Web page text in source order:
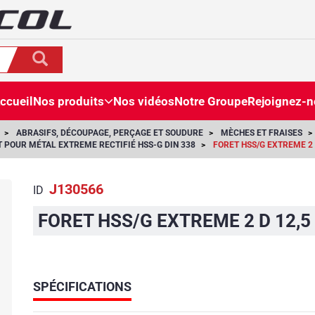
Nos produits Nos vidéosNotre GroupeRejoignez-
ABRASIFS, DÉCOUPAGE, PERÇAGE ET SOUDURE
MÈCHES ET FRAISES
POUR MÉTAL EXTREME RECTIFIÉ HSS-G DIN 338
FORET HSS/G EXTREME
ID J130566
FORET HSS/G EXTREME 2 D 12,5
SPÉCIFICATIONS